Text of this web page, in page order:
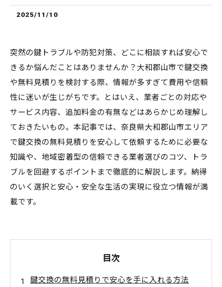
2025/11/10
突然の鍵トラブルや防犯対策、どこに相談すれば安心で
きるか悩んだことはありませんか？大和郡山市で鍵交換
や無料見積りを検討する際、情報が多すぎて費用や信頼
性に迷いが生じがちです。とはいえ、業者ごとの対応や
サービス内容、追加料金の有無などはあらかじめ理解し
ておきたいもの。本記事では、奈良県大和郡山市エリア
で鍵交換の無料見積りを安心して依頼するために必要な
知識や、地域密着型の信頼できる業者選びのコツ、トラ
ブルを回避するポイントまで徹底的に解説します。納得
のいく選択と安心・安全な生活の実現に役立つ情報が満
載です。
目次
鍵交換の無料見積りで安心を手に入れる方法